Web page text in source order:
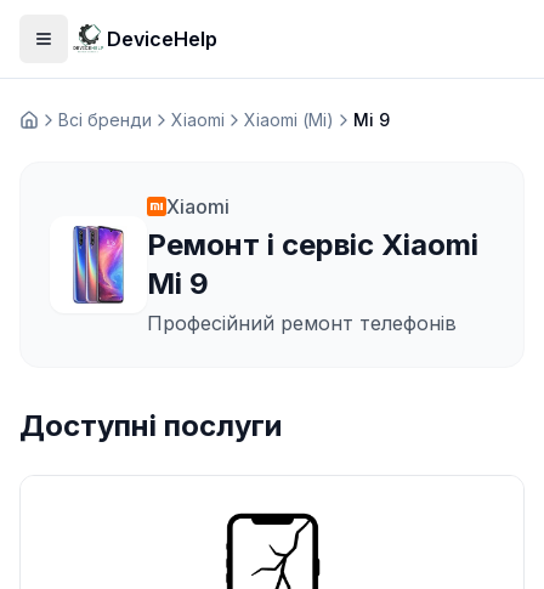
Відкрити меню
DeviceHelp
ДомашняВсі бренди Xiaomi Xiaomi (Mi) Mi 9
Xiaomi
Ремонт і сервіс Xiaomi
Mi 9
Професійний ремонт телефонів
Доступні послуги